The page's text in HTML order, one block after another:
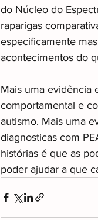
do Núcleo do
raparigas
especificamente
acontecimentos do
Mais uma evidência
comportamental e
autismo. Mais uma
diagnosticas com
histórias é que as
poder ajudar a que